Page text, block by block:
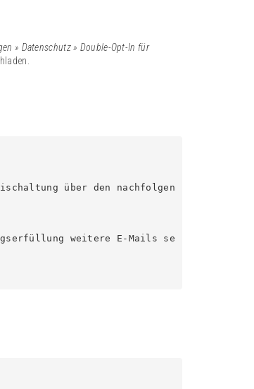
» Datenschutz » Double-Opt-In für
über den nachfolgen
weitere E-Mails se